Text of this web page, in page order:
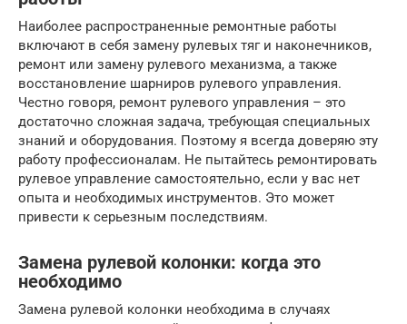
Наиболее распространенные ремонтные работы
включают в себя замену рулевых тяг и наконечников,
ремонт или замену рулевого механизма, а также
восстановление шарниров рулевого управления.
Честно говоря, ремонт рулевого управления – это
достаточно сложная задача, требующая специальных
знаний и оборудования. Поэтому я всегда доверяю эту
работу профессионалам. Не пытайтесь ремонтировать
рулевое управление самостоятельно, если у вас нет
опыта и необходимых инструментов. Это может
привести к серьезным последствиям.
Замена рулевой колонки: когда это
необходимо
Замена рулевой колонки необходима в случаях